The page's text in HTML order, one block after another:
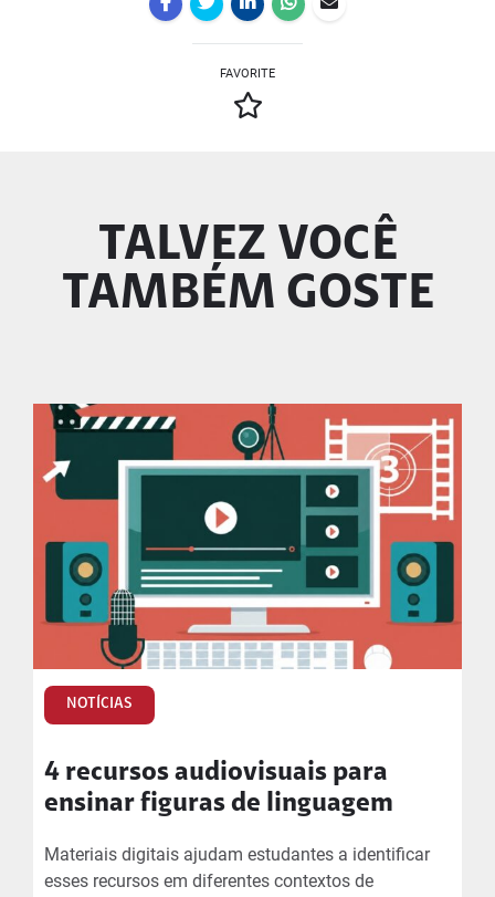
FAVORITE
TALVEZ VOCÊ
TAMBÉM GOSTE
NOTÍCIAS
4 recursos audiovisuais para
ensinar figuras de linguagem
Materiais digitais ajudam estudantes a identificar
esses recursos em diferentes contextos de